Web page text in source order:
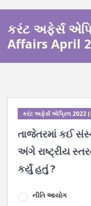
કરંટ અફેર્સ
Affairs April
કરંટ અફેર્સ એપ્રિલ
તાજેતરમાં કઈ
અંગે રાષ્ટ્રીય
કર્યું હતું ?
નીતિ આયોગ